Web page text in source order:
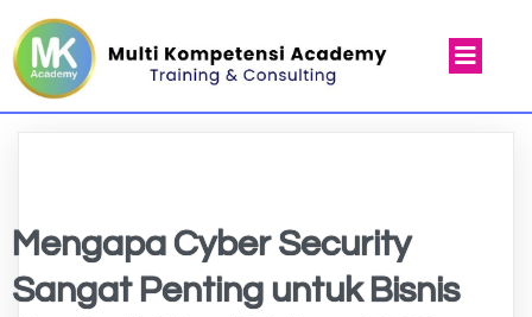
Mengapa Cyber Security
Sangat Penting untuk Bisnis